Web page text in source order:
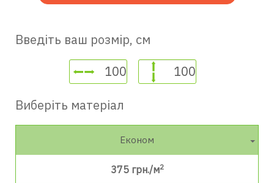
Введіть ваш розмір, см
Виберіть матеріал
Економ
375 грн./м2